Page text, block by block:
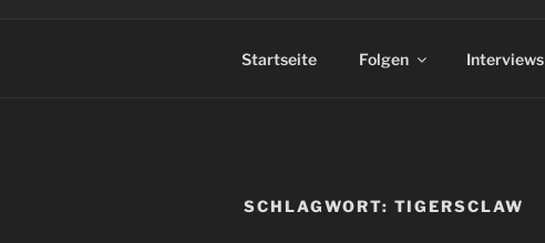
Startseite Folgen Interviews
SCHLAGWORT: TIGERSCLAW